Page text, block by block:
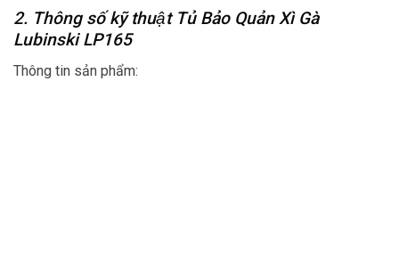
2. Thông số kỹ thuật Tủ Bảo Quản Xì Gà
Lubinski LP165
Thông tin sản phẩm: